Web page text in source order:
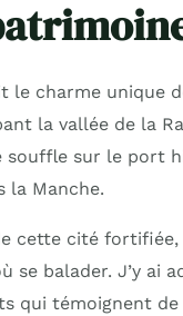
le charme unique
la vallée de la
souffle sur le port
la Manche.
cette cité fortifiée,
se balader. J’y ai
qui témoignent de